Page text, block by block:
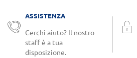
ASSISTENZA
Cerchi aiuto? Il nostro
staff è a tua
disposizione.